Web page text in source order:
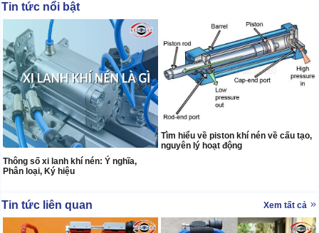
Tin tức nổi bật
Thông số xi lanh khí nén: Ý nghĩa,
Phân loại, Ký hiệu
Tìm hiểu về piston khí nén về cấu tạo,
nguyên lý hoạt động
Tin tức liên quan Xem tất cả